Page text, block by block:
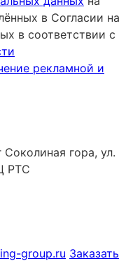
в Согласии на
в соответствии с
рекламной и
Соколиная гора, ул.
РТС
group.ru Заказать